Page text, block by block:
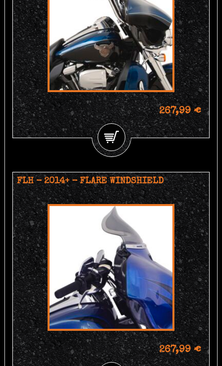
267,99 €
FLH - 2014+ - FLARE WINDSHIELD
267,99 €